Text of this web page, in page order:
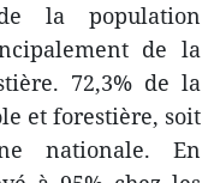
la population
de la
72,3% de la
et forestière, soit
nationale. En